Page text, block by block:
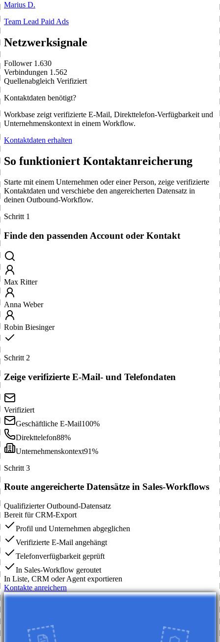
Marius D.
Team Lead Paid Ads
Netzwerksignale
Follower 1.630
Verbindungen 1.562
Quellenabgleich Verifiziert
Kontaktdaten benötigt?
Workbase zeigt verifizierte E-Mail, Direkttelefon-Verfügbarkeit und
Unternehmenskontext in einem Workflow.
Kontaktdaten erhalten
So funktioniert Kontaktanreicherung
Starte mit einem Unternehmen oder einer Person, zeige verifizierte
Kontaktdaten und verschiebe den angereicherten Datensatz in
deinen Outbound-Workflow.
Schritt 1
Finde den passenden Account oder Kontakt
Max Ritter
Anna Weber
Robin Biesinger
Schritt 2
Zeige verifizierte E-Mail- und Telefondaten
Verifiziert
Geschäftliche E-Mail100%
Direkttelefon88%
Unternehmenskontext91%
Schritt 3
Route angereicherte Datensätze in Sales-Workflows
Qualifizierter Outbound-Datensatz
Bereit für CRM-Export
Profil und Unternehmen abgeglichen
Verifizierte E-Mail angehängt
Telefonverfügbarkeit geprüft
In Sales-Workflow geroutet
In Liste, CRM oder Agent exportieren
Kontakte anreichern